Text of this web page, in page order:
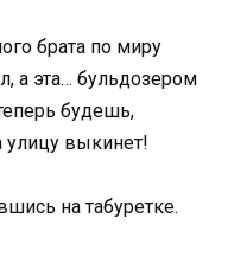
брата по миру
а эта… бульдозером
будешь,
улицу выкинет!
на табуретке.